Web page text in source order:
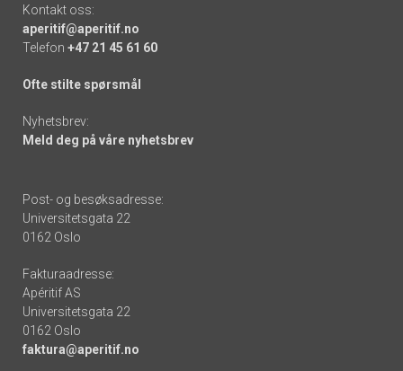
Kontakt oss:
aperitif@aperitif.no
Telefon +47 21 45 61 60
Ofte stilte spørsmål
Nyhetsbrev:
Meld deg på våre nyhetsbrev
Post- og besøksadresse:
Universitetsgata 22
0162 Oslo
Fakturaadresse:
Apéritif AS
Universitetsgata 22
0162 Oslo
faktura@aperitif.no